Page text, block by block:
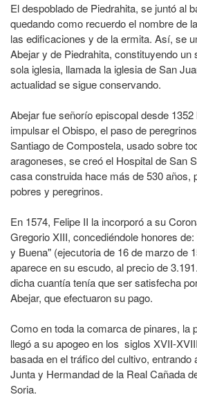
El despoblado de Piedrahita, se juntó al
quedando como recuerdo el nombre de
las edificaciones y de la ermita. Así, se
Abejar y de Piedrahita, constituyendo un
sola iglesia, llamada la iglesia de San
actualidad se sigue conservando.
Abejar fue señorío episcopal desde
impulsar el Obispo, el paso de
Santiago de Compostela, usado sobre
aragoneses, se creó el Hospital de San
casa construida hace más de 530 años,
pobres y peregrinos.
En 1574, Felipe II la incorporó a su
Gregorio XIII, concediéndole honores
y Buena" (ejecutoria de 16 de marzo de
aparece en su escudo, al precio de
dicha cuantía tenía que ser satisfecha
Abejar, que efectuaron su pago.
Como en toda la comarca de pinares, la
llegó a su apogeo en los siglos XVII-
basada en el tráfico del cultivo, entrando
Junta y Hermandad de la Real Cañada
Soria.